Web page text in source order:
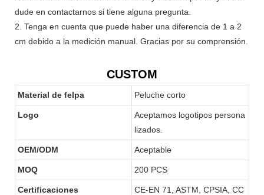
dude en contactarnos si tiene alguna pregunta.
2. Tenga en cuenta que puede haber una diferencia de 1 a 2
cm debido a la medición manual. Gracias por su comprensión.
CUSTOM
Material de felpa Peluche corto
Logo
Aceptamos logotipos persona
lizados.
OEM/ODM Aceptable
MOQ 200 PCS
Certificaciones
CE-EN 71, ASTM, CPSIA, CC